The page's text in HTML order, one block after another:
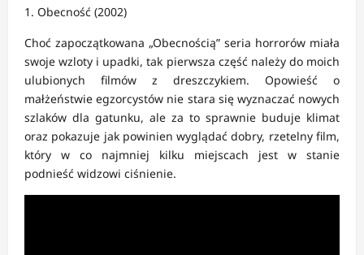
1. Obecność (2002)
Choć zapoczątkowana „Obecnością” seria horrorów miała
swoje wzloty i upadki, tak pierwsza część należy do moich
ulubionych filmów z dreszczykiem. Opowieść o
małżeństwie egzorcystów nie stara się wyznaczać nowych
szlaków dla gatunku, ale za to sprawnie buduje klimat
oraz pokazuje jak powinien wyglądać dobry, rzetelny film,
który w co najmniej kilku miejscach jest w stanie
podnieść widzowi ciśnienie.